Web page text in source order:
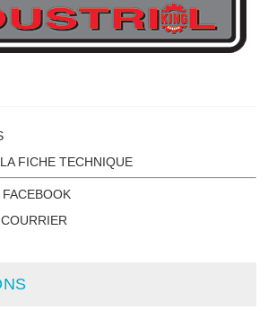
FICHE TECHNIQUE